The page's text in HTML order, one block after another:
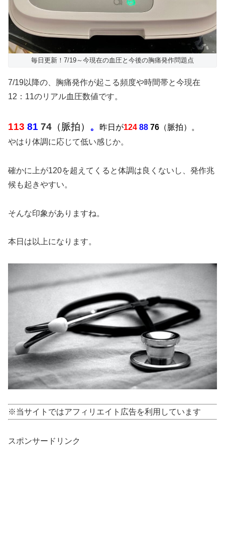
毎日更新！7/19～今現在の血圧と今後の胸痛発作問題点
7/19以降の、胸痛発作が起こる頻度や時間帯と今現在
12：11のリアル血圧数値です。
113 81 74 （脈拍） 。 昨日が124 88 76 （脈拍）。
やはり体調に応じて低い感じか。
確かに上が120を超えてくると体調は良くないし、発作兆
候も起きやすい。
そんな印象がありますね。
本日は以上になります。
※当サイトではアフィリエイト広告を利用しています
スポンサードリンク